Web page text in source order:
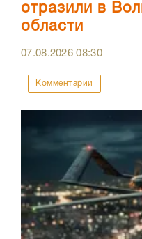
отразили в
области
07.08.202608:30
Комментарии